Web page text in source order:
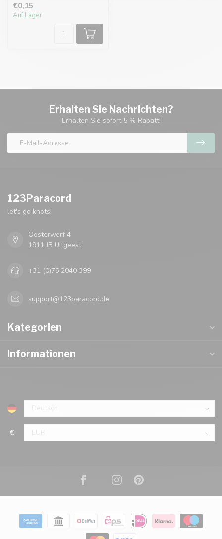
€0,15
Auf Lager
Erhalten Sie Nachrichten?
Erhalten Sie sofort 5 % Rabatt!
123Paracord
let's go knots!
Oosterwerf 4
1911 JB Uitgeest
+31 (0)75 2040 399
support@123paracord.de
Kategorien
Informationen
€